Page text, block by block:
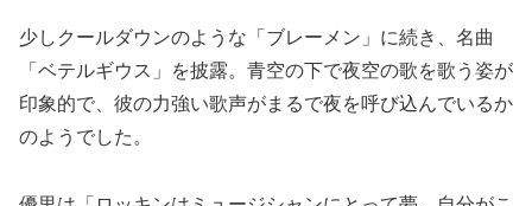
少しクールダウンのような「ブレーメン」に続き、名曲
「ベテルギウス」を披露。青空の下で夜空の歌を歌う姿が
印象的で、彼の力強い歌声がまるで夜を呼び込んでいるか
のようでした。